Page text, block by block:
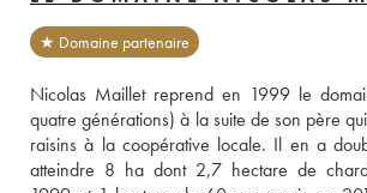
★ Domaine partenaire
Nicolas Maillet reprend en 1999 le
quatre générations) à la suite de son père
raisins à la coopérative locale. Il en a
atteindre 8 ha dont 2,7 hectare de